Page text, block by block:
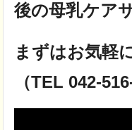
後の母乳ケア
まずはお気軽
（TEL 042-